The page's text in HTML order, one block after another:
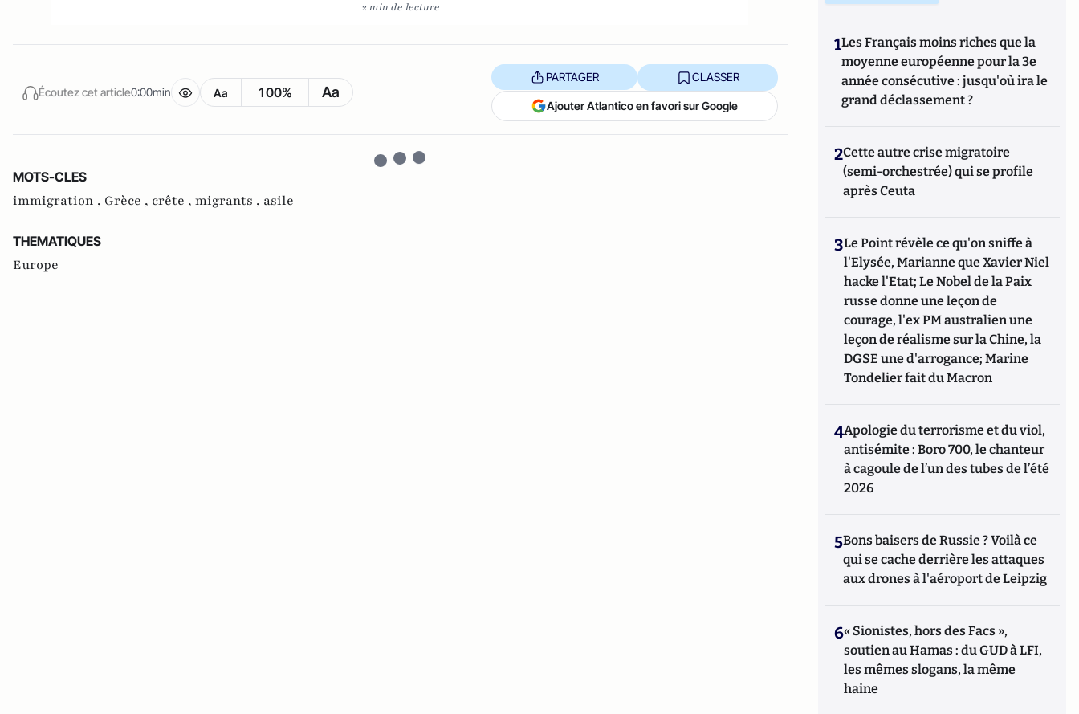
2 min de lecture
Écoutez cet article0:00min Aa 100% Aa
PARTAGER CLASSER
Ajouter Atlantico en favori sur Google
MOTS-CLES
immigration , Grèce , crête , migrants , asile
THEMATIQUES
Europe
1Les Français moins riches que la
moyenne européenne pour la 3e
année consécutive : jusqu'où ira le
grand déclassement ?
2Cette autre crise migratoire
(semi-orchestrée) qui se profile
après Ceuta
3Le Point révèle ce qu'on sniffe à
l'Elysée, Marianne que Xavier Niel
hacke l'Etat; Le Nobel de la Paix
russe donne une leçon de
courage, l'ex PM australien une
leçon de réalisme sur la Chine, la
DGSE une d'arrogance; Marine
Tondelier fait du Macron
4Apologie du terrorisme et du viol,
antisémite : Boro 700, le chanteur
à cagoule de l’un des tubes de l’été
2026
5Bons baisers de Russie ? Voilà ce
qui se cache derrière les attaques
aux drones à l'aéroport de Leipzig
6« Sionistes, hors des Facs »,
soutien au Hamas : du GUD à LFI,
les mêmes slogans, la même
haine